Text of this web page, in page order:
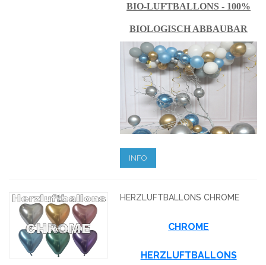
BIO-LUFTBALLONS - 100%
BIOLOGISCH ABBAUBAR
INFO
HERZLUFTBALLONS CHROME
CHROME
HERZLUFTBALLONS